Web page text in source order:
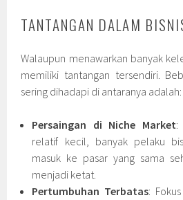
TANTANGAN DALAM
Walaupun menawarkan banyak
memiliki tantangan tersendiri.
sering dihadapi di antaranya adalah:
Persaingan di Niche Market:
relatif kecil, banyak pelaku
masuk ke pasar yang sama
menjadi ketat.
Pertumbuhan Terbatas: